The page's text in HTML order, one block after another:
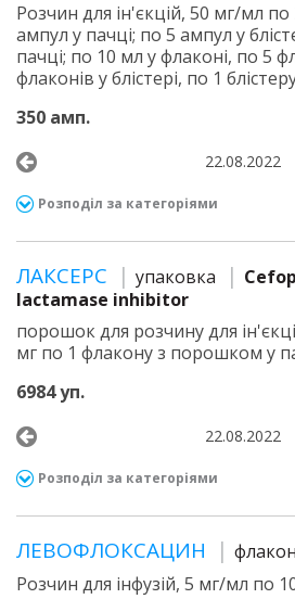
Розчин для ін'єкцій, 50 мг/мл
ампул у пачці; по 5 ампул у
пачці; по 10 мл у флаконі, по 5
флаконів у блістері, по 1
350 амп.
22.08.2022
Розподіл за категоріями
ЛАКСЕРС упаковка
lactamase inhibitor
порошок для розчину для
мг по 1 флакону з порошком у
6984 уп.
22.08.2022
Розподіл за категоріями
ЛЕВОФЛОКСАЦИН
Розчин для інфузій, 5 мг/мл по